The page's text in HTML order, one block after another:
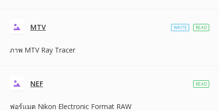
MTV
ภาพ MTV Ray Tracer
WRITE READ
NEF
ฟอร์แมต Nikon Electronic Format RAW
READ